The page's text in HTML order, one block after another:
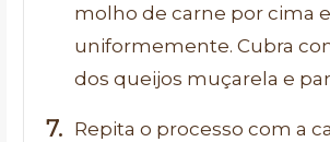
molho de carne por cima
uniformemente. Cubra
dos queijos muçarela e
Repita o processo com a